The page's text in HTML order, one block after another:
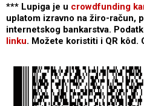
*** Lupiga je u crowdfunding
uplatom izravno na žiro-račun,
internetskog bankarstva.
linku. Možete koristiti i QR kôd.